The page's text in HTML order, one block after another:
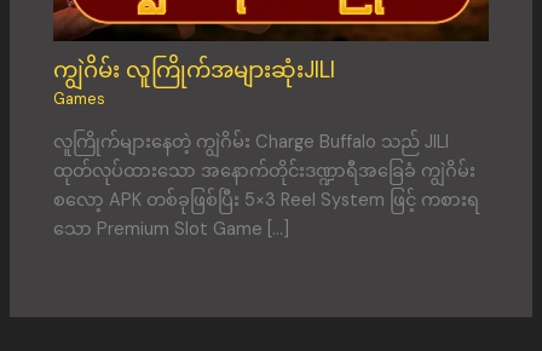
ကျွဲဂိမ်း လူကြိုက်အများဆုံးJILI
Games
လူကြိုက်များနေတဲ့ ကျွဲဂိမ်း Charge Buffalo သည် JILI
ထုတ်လုပ်ထားသော အနောက်တိုင်းဒဏ္ဍာရီအခြေခံ ကျွဲဂိမ်း
စလော့ APK တစ်ခုဖြစ်ပြီး 5×3 Reel System ဖြင့် ကစားရ
သော Premium Slot Game […]